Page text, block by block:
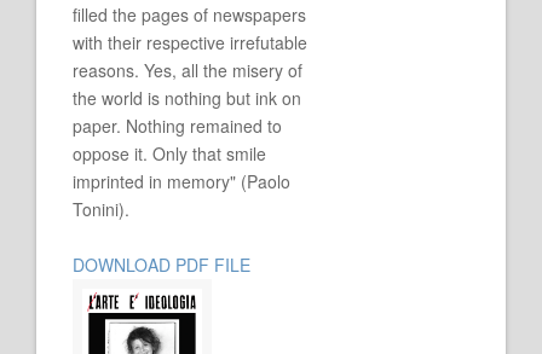
filled the pages of newspapers
with their respective irrefutable
reasons. Yes, all the misery of
the world is nothing but ink on
paper. Nothing remained to
oppose it. Only that smile
imprinted in memory" (Paolo
Tonini).
DOWNLOAD PDF FILE